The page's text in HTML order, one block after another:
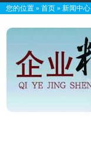
您的位置 » 首页 » 新闻中心